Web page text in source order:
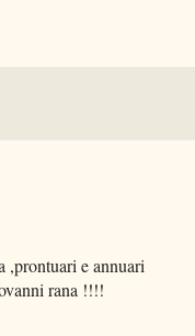
,prontuari e annuari
rana !!!!